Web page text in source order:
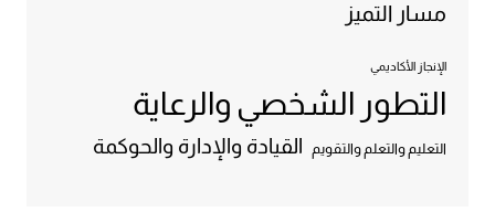
مسار التميز
الإنجاز الأكاديمي
التطور الشخصي والرعاية
التعليم والتعلم والتقويم القيادة والإدارة والحوكمة